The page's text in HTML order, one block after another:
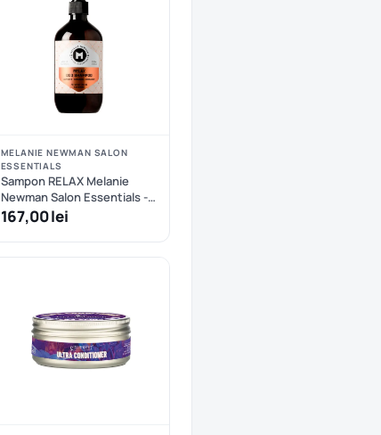
MELANIE NEWMAN SALON
ESSENTIALS
Sampon RELAX Melanie
Newman Salon Essentials -
500 ml
167,00 lei